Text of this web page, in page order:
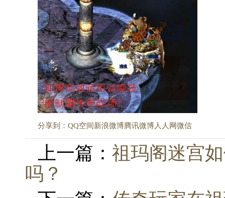
分享到： QQ空间新浪微博腾讯微博人人网微信
上一篇： 祖玛阁迷宫
吗？